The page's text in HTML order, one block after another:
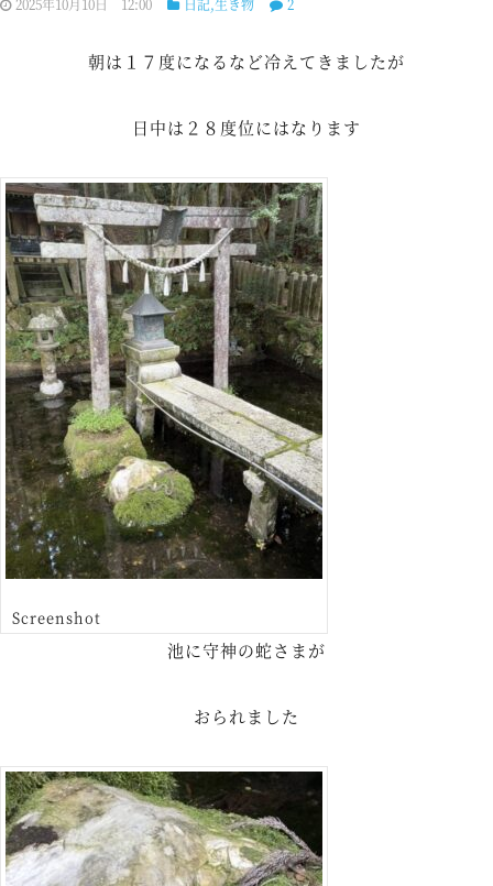
朝は１７度になるなど冷えてきましたが
日中は２８度位にはなります
Screenshot
池に守神の蛇さまが
おられました